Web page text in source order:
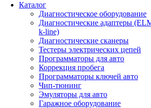
Каталог
Диагностическое оборудование
Диагностические адаптеры
k-line)
Диагностические сканеры
Тестеры электрических цепей
Программаторы для авто
Коррекция пробега
Программаторы ключей авто
Чип-тюнинг
Эмуляторы для авто
Гаражное оборудование